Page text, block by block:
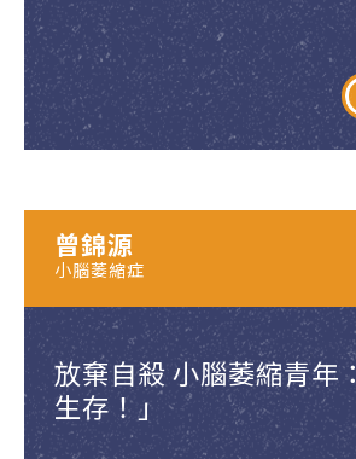
放棄自殺 小腦萎縮青年
生存！」
曾錦源
小腦萎縮症